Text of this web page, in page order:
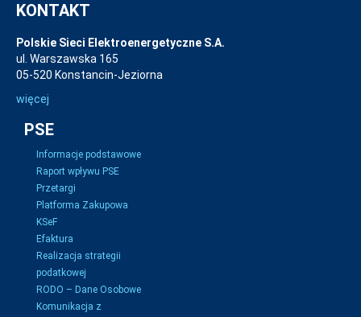
KONTAKT
Polskie Sieci Elektroenergetyczne S.A.
ul. Warszawska 165
05-520 Konstancin-Jeziorna
więcej
PSE
Informacje podstawowe
Raport wpływu PSE
Przetargi
Platforma Zakupowa
KSeF
Efaktura
Realizacja strategii
podatkowej
RODO – Dane Osobowe
Komunikacja z